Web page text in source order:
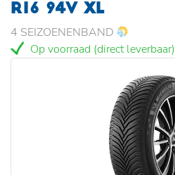
R16 94V XL
4 SEIZOENENBAND
Op voorraad (direct leverbaar)